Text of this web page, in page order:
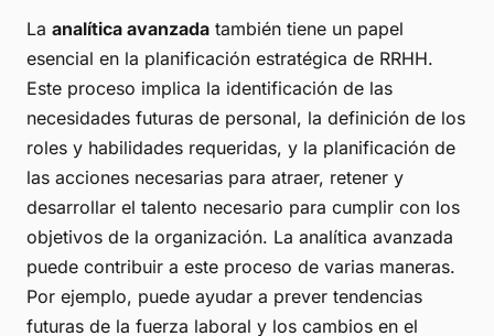
La analítica avanzada también tiene un papel
esencial en la planificación estratégica de RRHH.
Este proceso implica la identificación de las
necesidades futuras de personal, la definición de los
roles y habilidades requeridas, y la planificación de
las acciones necesarias para atraer, retener y
desarrollar el talento necesario para cumplir con los
objetivos de la organización. La analítica avanzada
puede contribuir a este proceso de varias maneras.
Por ejemplo, puede ayudar a prever tendencias
futuras de la fuerza laboral y los cambios en el